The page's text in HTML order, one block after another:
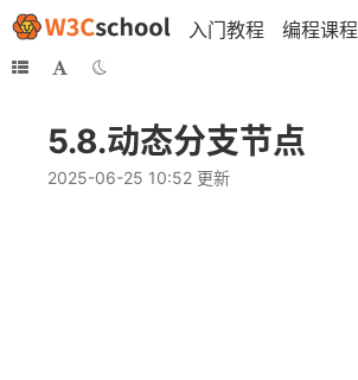
入门教程 编程课程
5.8.动态分支节点
2025-06-25 10:52 更新